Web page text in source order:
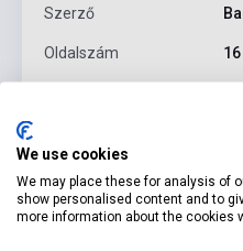
Szerző
Oldalszám 16
Kiadási év
Formátum
We use cookies
We may place these for analysis of
show personalised content and to
more information about the cookies